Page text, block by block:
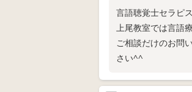
言語聴覚士セラピ
上尾教室では言語
ご相談だけのお問
さい^^